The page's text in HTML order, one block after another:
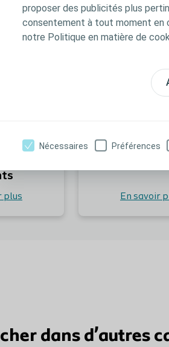
proposer des publicités plus
consentement à tout moment en
notre Politique en matière de
Nécessaires Préférences
/ aidants
/
plus
Comprendre
En savoir
dans d’autres